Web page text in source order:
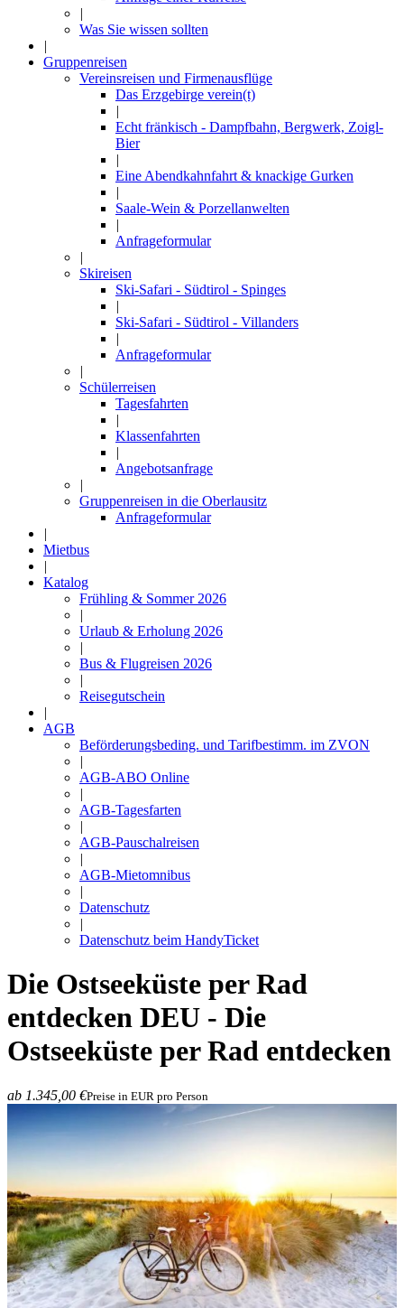
|
Was Sie wissen sollten
|
Gruppenreisen
Vereinsreisen und Firmenausflüge
Das Erzgebirge verein(t)
|
Echt fränkisch - Dampfbahn, Bergwerk, Zoigl-
Bier
|
Eine Abendkahnfahrt & knackige Gurken
|
Saale-Wein & Porzellanwelten
|
Anfrageformular
|
Skireisen
Ski-Safari - Südtirol - Spinges
|
Ski-Safari - Südtirol - Villanders
|
Anfrageformular
|
Schülerreisen
Tagesfahrten
|
Klassenfahrten
|
Angebotsanfrage
|
Gruppenreisen in die Oberlausitz
Anfrageformular
|
Mietbus
|
Katalog
Frühling & Sommer 2026
|
Urlaub & Erholung 2026
|
Bus & Flugreisen 2026
|
Reisegutschein
|
AGB
Beförderungsbeding. und Tarifbestimm. im ZVON
|
AGB-ABO Online
|
AGB-Tagesfarten
|
AGB-Pauschalreisen
|
AGB-Mietomnibus
|
Datenschutz
|
Datenschutz beim HandyTicket
Die Ostseeküste per Rad
entdecken DEU - Die
Ostseeküste per Rad entdecken
ab 1.345,00 €Preise in EUR pro Person